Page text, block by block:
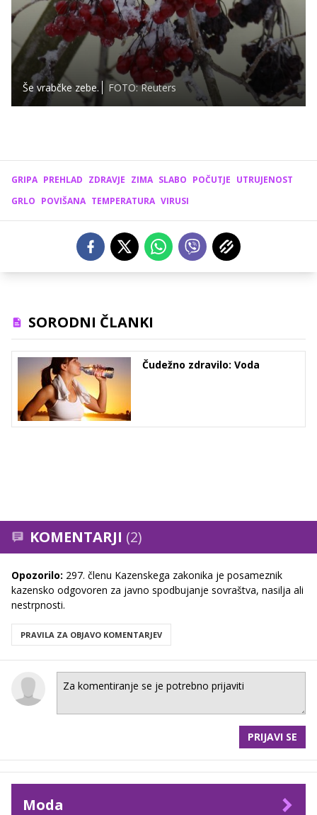
Še vrabčke zebe. FOTO: Reuters
GRIPA PREHLAD ZDRAVJE ZIMA SLABO POČUTJE UTRUJENOST
GRLO POVIŠANA TEMPERATURA VIRUSI
SORODNI ČLANKI
Čudežno zdravilo: Voda
KOMENTARJI (2)
Opozorilo: 297. členu Kazenskega zakonika je posameznik
kazensko odgovoren za javno spodbujanje sovraštva, nasilja ali
nestrpnosti.
PRAVILA ZA OBJAVO KOMENTARJEV
PRIJAVI SE
Moda